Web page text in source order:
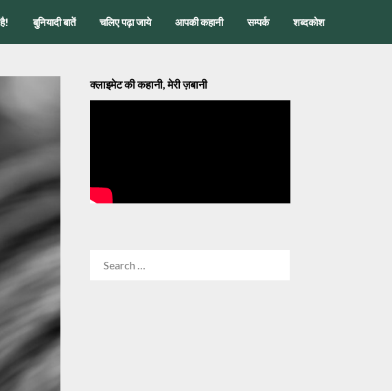
बुनियादी बातें चलिए पढ़ा जाये आपकी कहानी सम्पर्क शब्दकोश
क्लाइमेट की कहानी, मेरी ज़बानी